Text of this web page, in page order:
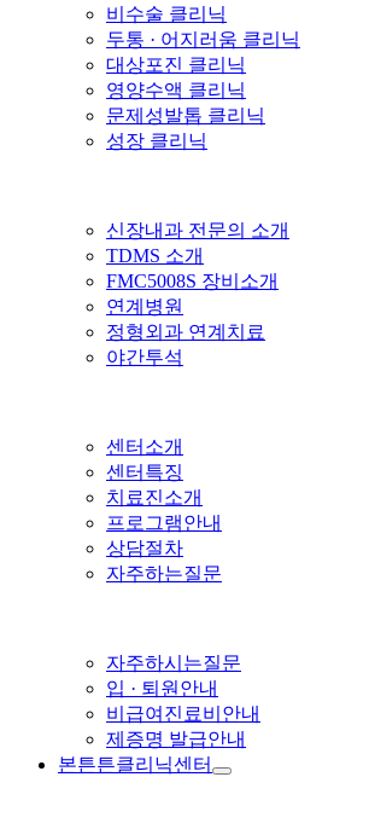
비수술 클리닉
두통 · 어지러움 클리닉
대상포진 클리닉
영양수액 클리닉
문제성발톱 클리닉
성장 클리닉
신장내과 전문의 소개
TDMS 소개
FMC5008S 장비소개
연계병원
정형외과 연계치료
야간투석
센터소개
센터특징
치료진소개
프로그램안내
상담절차
자주하는질문
자주하시는질문
입 · 퇴원안내
비급여진료비안내
제증명 발급안내
본튼튼클리닉센터